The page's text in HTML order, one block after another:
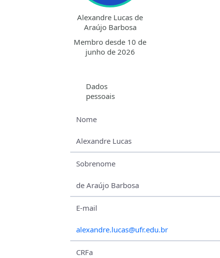
Alexandre Lucas de
Araújo Barbosa
Membro desde 10 de
junho de 2026
Dados
pessoais
Nome
Alexandre Lucas
Sobrenome
de Araújo Barbosa
E-mail
alexandre.lucas@ufr.edu.br
CRFa